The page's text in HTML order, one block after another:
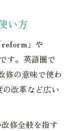
ョンの使
ているか
い方
reform」や
す。英語圏で
修の意味で使わ
改革など広い
修全般を指す